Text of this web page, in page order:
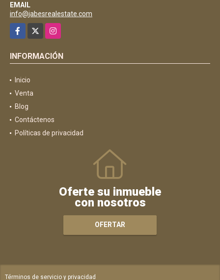
EMAIL
info@jabesrealestate.com
Facebook
Instagram
INFORMACIÓN
Inicio
Venta
Blog
Contáctenos
Políticas de privacidad
Oferte su inmueble
con nosotros
OFERTAR
Términos de servicio y privacidad